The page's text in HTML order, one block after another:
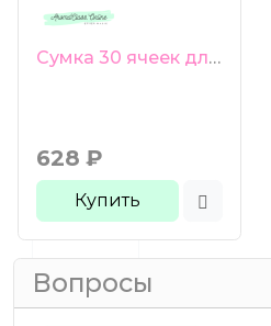
Сумка 30 ячеек для пробников 1-3 мл голубая молния
628 ₽
Купить
Вопросы